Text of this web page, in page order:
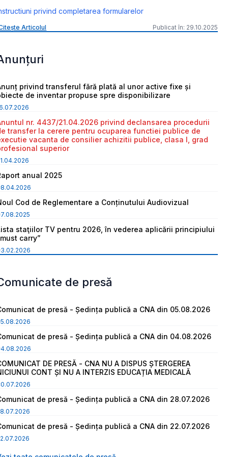
privind completarea formularelor
Articolul Publicat în: 29.10.2025
privind transferul fără plată al unor active fixe și
de inventar propuse spre disponibilizare
nr. 4437/21.04.2026 privind declansarea procedurii
transfer la cerere pentru ocuparea functiei publice de
vacanta de consilier achizitii publice, clasa I, grad
superior
anual 2025
Cod de Reglementare a Conținutului Audiovizual
staţiilor TV pentru 2026, în vederea aplicării principiului
carry”
de presă
de presă - Ședința publică a CNA din 05.08.2026
de presă - Ședința publică a CNA din 04.08.2026
DE PRESĂ - CNA NU A DISPUS ȘTERGEREA
CONT ȘI NU A INTERZIS EDUCAȚIA MEDICALĂ
de presă - Ședința publică a CNA din 28.07.2026
de presă - Ședința publică a CNA din 22.07.2026